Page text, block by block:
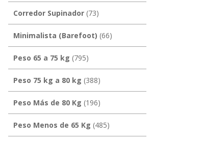
Corredor Supinador(73)
Minimalista (Barefoot) (66)
Peso 65 a 75 kg (795)
Peso 75 kg a 80 kg (388)
Peso Más de 80 Kg (196)
Peso Menos de 65 Kg (485)